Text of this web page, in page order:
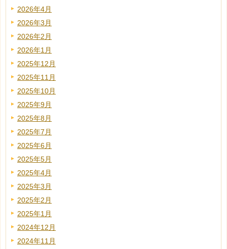
2026年4月
2026年3月
2026年2月
2026年1月
2025年12月
2025年11月
2025年10月
2025年9月
2025年8月
2025年7月
2025年6月
2025年5月
2025年4月
2025年3月
2025年2月
2025年1月
2024年12月
2024年11月